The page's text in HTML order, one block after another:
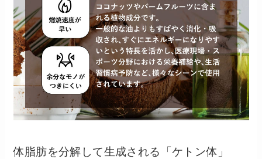
体脂肪を分解して生成される「ケトン体」